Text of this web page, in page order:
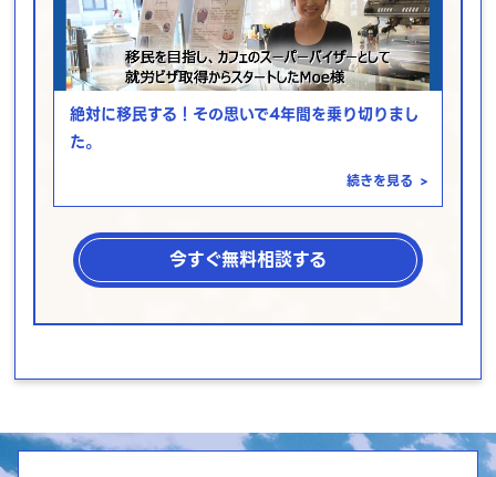
絶対に移民する！その思いで4年間を乗り切りまし
た。
続きを見る >
今すぐ無料相談する